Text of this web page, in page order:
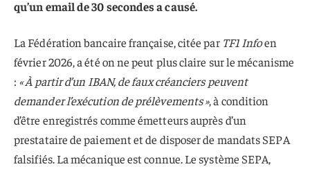
qu’un email de 30 secondes a causé.
La Fédération bancaire française, citée par TF1 Infoen
février 2026, a été on ne peut plus claire sur le mécanisme
: « À partir d’un IBAN, de faux créanciers peuvent
demander l’exécution de prélèvements », à condition
d’être enregistrés comme émetteurs auprès d’un
prestataire de paiement et de disposer de mandats SEPA
falsifiés. La mécanique est connue. Le système SEPA,